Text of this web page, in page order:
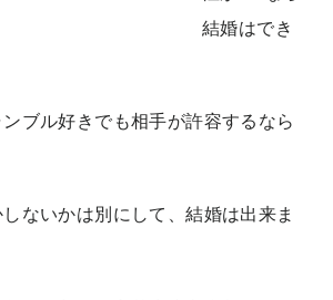
結婚はでき
ブル好きでも相手が許容するなら
ないかは別にして、結婚は出来ま